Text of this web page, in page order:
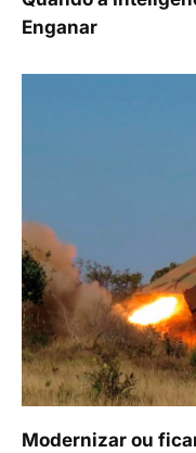
Enganar
Modernizar ou